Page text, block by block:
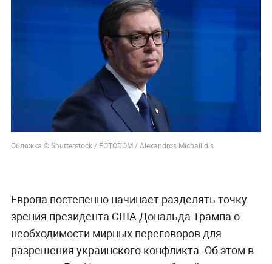
Обложка © Shutterstock / FOTODOM / Alexandros Michailidis
Европа постепенно начинает разделять точку
зрения президента США Дональда Трампа о
необходимости мирных переговоров для
разрешения украинского конфликта. Об этом в